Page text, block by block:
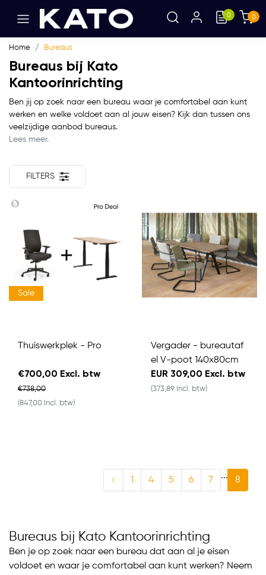
0 0
Home Bureaus
Bureaus bij Kato
Kantoorinrichting
Ben jij op zoek naar een bureau waar je comfortabel aan kunt
werken en welke voldoet aan al jouw eisen? Kijk dan tussen ons
veelzijdige aanbod bureaus.
Lees meer.
FILTERS
Sale
Thuiswerkplek - Pro
€700,00 Excl. btw
€738,00
(847,00 Incl. btw)
Vergader - bureautaf
el V-poot 140x80cm
EUR 309,00 Excl. btw
(373,89 Incl. btw)
1 4 5 6 7 ... 8
Bureaus bij Kato Kantoorinrichting
Ben je op zoek naar een bureau dat aan al je eisen
voldoet en waar je comfortabel aan kunt werken? Neem